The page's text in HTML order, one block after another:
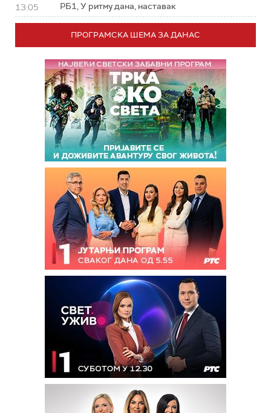
13:05 РБ1, У ритму дана, наставак
ПРОГРАМСКА ШЕМА ЗА ДАНАС